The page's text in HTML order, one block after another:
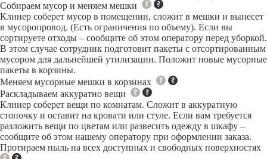
Собираем мусор и меняем мешки
Клинер соберет мусор в помещении, сложит в мешки и вынесет
в мусоропровод. (Есть ограничения по объему). Если вы
сортируете отходы – сообщите об этом оператору перед уборкой.
В этом случае сотрудник подготовит пакеты с отсортированным
мусором для дальнейшей утилизации. Положит новые мусорные
пакеты в корзины.
Меняем мусорные мешки в корзинах
Раскладываем аккуратно вещи
Клинер соберет вещи по комнатам. Сложит в аккуратную
стопочку и оставит на кровати или стуле. Если вам требуется
разложить вещи по цветам или развесить одежду в шкафу –
сообщите об этом нашему оператору при оформлении заказа.
Протираем пыль на всех доступных и свободных поверхностях